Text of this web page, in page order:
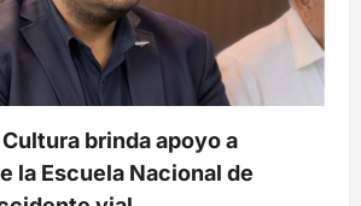
brinda apoyo a
la Escuela Nacional de